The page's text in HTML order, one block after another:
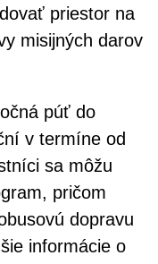
priestor na
misijných darov
púť do
v termíne od
sa môžu
pričom
dopravu
informácie o